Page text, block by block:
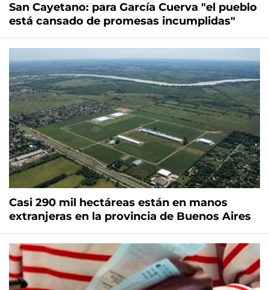
San Cayetano: para García Cuerva "el pueblo
está cansado de promesas incumplidas"
Casi 290 mil hectáreas están en manos
extranjeras en la provincia de Buenos Aires